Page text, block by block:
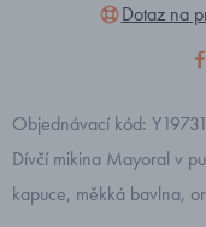
Dotaz na
Objednávací kód:
Dívčí mikina Mayoral v
kapuce, měkká bavlna,